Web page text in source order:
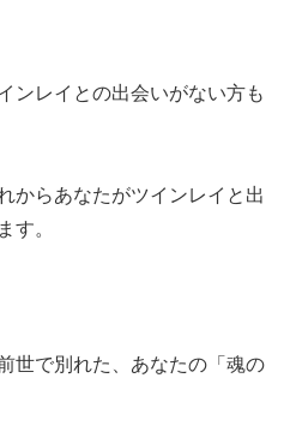
ンレイとの出会いがない方も
からあなたがツインレイと出
す。
世で別れた、あなたの「魂の